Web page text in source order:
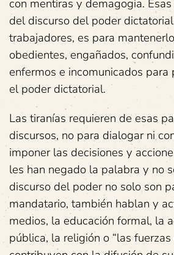
con mentiras y demagogia.
del discurso del poder
trabajadores, es para
obedientes, engañados,
enfermos e incomunicados para
el poder dictatorial.
Las tiranías requieren de esas
discursos, no para dialogar ni
imponer las decisiones y
les han negado la palabra y no
discurso del poder no solo son
mandatario, también hablan y
medios, la educación formal, la
pública, la religión o “las